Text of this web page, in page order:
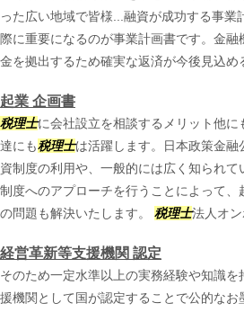
った広い地域で皆様...融資が成功する事業
際に重要になるのが事業計画書です。金
金を拠出するため確実な返済が今後見込め
起業 企画書
税理士に会社設立を相談するメリット他に
達にも税理士は活躍します。日本政策金融
資制度の利用や、一般的には広く知られ
制度へのアプローチを行うことによって、
の問題も解決いたします。 税理士法人オン
経営革新等支援機関 認定
そのため一定水準以上の実務経験や知識を
援機関として国が認定することで公的な